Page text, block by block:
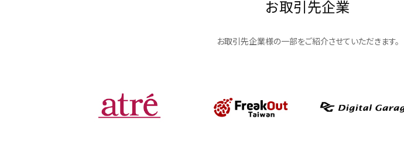
お取引先企業
お取引先企業様の一部をご紹介させていただきます。